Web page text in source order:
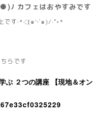
ﾉ カフェはおやすみです
す·*· ҉(๑′ᵕ‵๑)/‧˚︎˖*
ちらです
ぶ ２つの講座 【現地＆オン